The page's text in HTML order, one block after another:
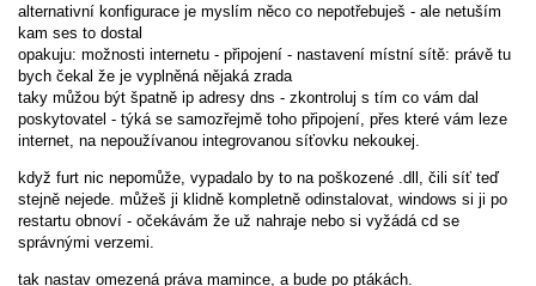
alternativní konfigurace je myslím něco co nepotřebuješ - ale netuším
kam ses to dostal
opakuju: možnosti internetu - připojení - nastavení místní sítě: právě tu
bych čekal že je vyplněná nějaká zrada
taky můžou být špatně ip adresy dns - zkontroluj s tím co vám dal
poskytovatel - týká se samozřejmě toho připojení, přes které vám leze
internet, na nepoužívanou integrovanou síťovku nekoukej.
když furt nic nepomůže, vypadalo by to na poškozené .dll, čili síť teď
stejně nejede. můžeš ji klidně kompletně odinstalovat, windows si ji po
restartu obnoví - očekávám že už nahraje nebo si vyžádá cd se
správnými verzemi.
tak nastav omezená práva mamince, a bude po ptákách.